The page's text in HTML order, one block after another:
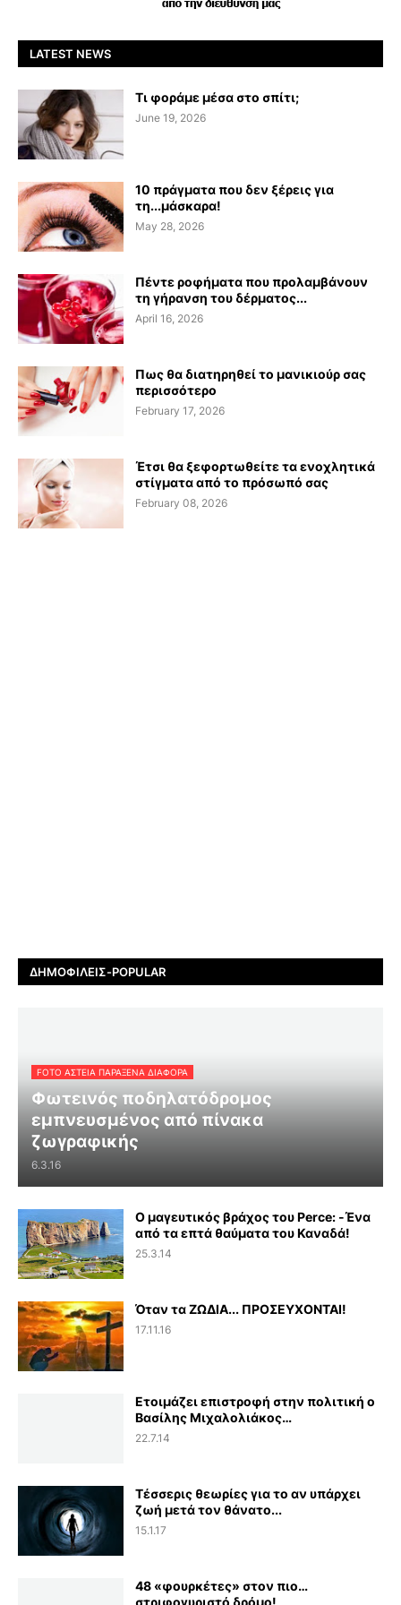
LATEST NEWS
Τι φοράμε μέσα στο σπίτι;
June 19, 2026
10 πράγματα που δεν ξέρεις για
τη...μάσκαρα!
May 28, 2026
Πέντε ροφήματα που προλαμβάνουν
τη γήρανση του δέρματος...
April 16, 2026
Πως θα διατηρηθεί το μανικιούρ σας
περισσότερο
February 17, 2026
Έτσι θα ξεφορτωθείτε τα ενοχλητικά
στίγματα από το πρόσωπό σας
February 08, 2026
ΔΗΜΟΦΙΛΕΊΣ-POPULAR
FOTO ΑΣΤΕΙΑ ΠΑΡΑΞΕΝΑ ΔΙΑΦΟΡΑ
Φωτεινός ποδηλατόδρομος
εμπνευσμένος από πίνακα
ζωγραφικής
6.3.16
Ο μαγευτικός βράχος του Perce: -Ένα
από τα επτά θαύματα του Καναδά!
25.3.14
Όταν τα ΖΩΔΙΑ... ΠΡΟΣΕΥΧΟΝΤΑΙ!
17.11.16
Ετοιμάζει επιστροφή στην πολιτική ο
Βασίλης Μιχαλολιάκος…
22.7.14
Τέσσερις θεωρίες για το αν υπάρχει
ζωή μετά τον θάνατο...
15.1.17
48 «φουρκέτες» στον πιο…